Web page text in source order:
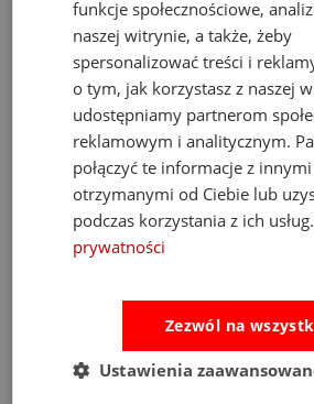
4.93
Opinie, z których
średnia, są
zweryfikowanych
zakupu w sklepie.
5
4
3
2
1
funkcje społecznościowe,
naszej witrynie, a także, żeby
spersonalizować treści i
o tym, jak korzystasz z naszej
udostępniamy partnerom
reklamowym i analitycznym.
połączyć te informacje z
otrzymanymi od Ciebie lub
podczas korzystania z ich usług.
prywatności
Zezwól na
Ustawienia